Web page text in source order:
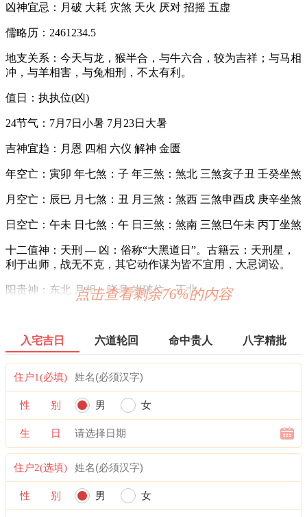
凶神宜忌：月破 大耗 灾煞 天火 厌对 招摇 五虚
儒略历：2461234.5
地支关系：今天与龙，猴半合，与牛六合，较为吉祥；与马相
冲，与羊相害，与兔相刑，不太有利。
值日：执执位(凶)
24节气：7月7日小暑 7月23日大暑
吉神宜趋：月恩 四相 六仪 解神 金匮
年空亡：寅卯 年七煞：子 年三煞：煞北 三煞亥子丑 壬癸坐煞
月空亡：辰巳 月七煞：丑 月三煞：煞西 三煞申酉戌 庚辛坐煞
日空亡：午未 日七煞：午 日三煞：煞南 三煞巳午未 丙丁坐煞
十二值神：天刑 — 凶：俗称“大黑道日”。古籍云：天刑星，
利于出师，战无不克，其它动作谋为皆不宜用，大忌词讼。
阳贵神：东北 月相：晓月 岁破位：正北
六曜：先负 — 平(早晚吉，白天凶)：依古籍观点，寓意上午
凶，下午吉。与先胜相反，此日不宜轻举妄动，做事要慢半
六曜，又称孔明六曜星、小六壬，是中国传统历法中的一种注
文。后来传至日本，并于当地流行，而在中国影响日渐式微。
财神：正北 月名：仲夏 太岁位：正南
易经卦象：水雷屯 推荐吉时：寅，卯，巳，申，戌，亥
福神：正北 月支：未土 年太岁：文哲
九星：三碧轩辕木星(安) 二十八宿：西方毕宿毕月乌(吉)
点击查看剩余76%的内容
入宅吉日 六道轮回 命中贵人 八字精批
住户1(必填)
性 别 男 女
生 日
住户2(选填)
性 别 男 女